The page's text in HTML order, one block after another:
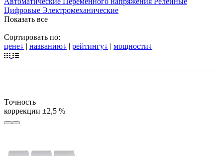
Цифровые Электромеханические
Показать все
Сортировать по:
цене↓ | названию↓ | рейтингу↓ | мощности↓
Tочность
коррекции ±2,5 %